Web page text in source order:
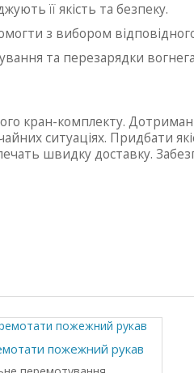
її якість та безпеку.
з вибором
та перезарядки
кран-комплекту.
ситуаціях. Придбати
швидку доставку.
пожежний рукав